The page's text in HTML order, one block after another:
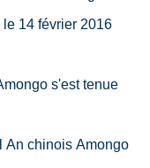
14 février 2016
s'est tenue
An chinois Amongo